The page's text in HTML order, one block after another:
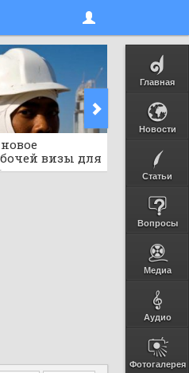
Главная
Новости
Статьи
Вопросы
Медиа
Аудио
Фотогалерея
визы для
тигр
дикую
13 часов